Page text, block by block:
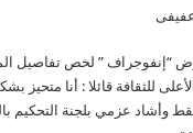
“إنفوجراف ” لخص تفاصيل
للثقافة قائلا : أنا
وأشاد عزمي بلجنة التحكيم